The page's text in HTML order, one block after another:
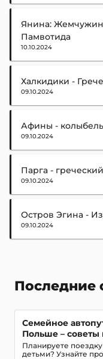
Янина:
Памвотида
10.10.2024
Халкидики -
09.10.2024
Афины -
09.10.2024
Парга -
09.10.2024
Остров Эгина -
09.10.2024
Последние
Семейное
Польше –
маршруты с
Планируете
детьми? Узнайте